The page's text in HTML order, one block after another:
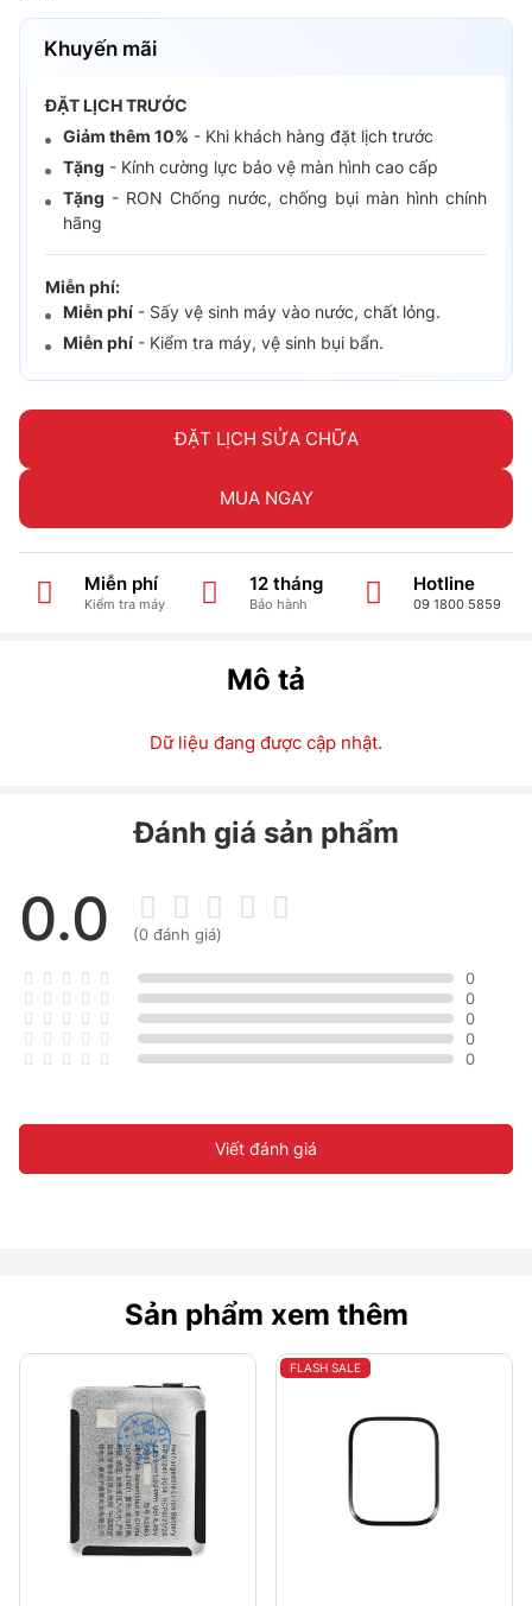
Khuyến mãi
ĐẶT LỊCH TRƯỚC
Giảm thêm 10% - Khi khách hàng đặt lịch trước
Tặng - Kính cường lực bảo vệ màn hình cao cấp
Tặng - RON Chống nước, chống bụi màn hình chính
hãng
Miễn phí:
Miễn phí - Sấy vệ sinh máy vào nước, chất lỏng.
Miễn phí - Kiểm tra máy, vệ sinh bụi bẩn.
ĐẶT LỊCH SỬA CHỮA
MUA NGAY
Miễn phí
Kiểm tra máy
12 tháng
Bảo hành
Hotline
09 1800 5859
Mô tả
Dữ liệu đang được cập nhật.
Đánh giá sản phẩm
0.0 (0 đánh giá)
0
0
0
0
0
Viết đánh giá
Sản phẩm xem thêm
FLASH SALE